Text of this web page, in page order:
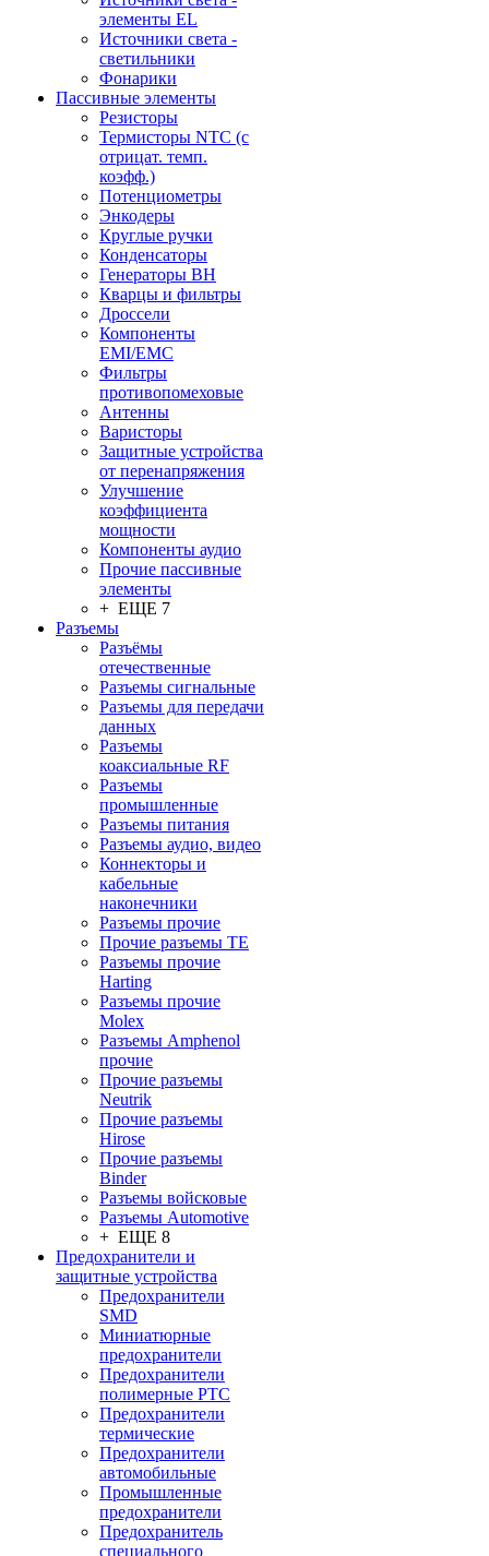
элементы EL
Источники света -
светильники
Фонарики
Пассивные элементы
Резисторы
Термисторы NTC (с
отрицат. темп.
коэфф.)
Потенциометры
Энкодеры
Круглые ручки
Конденсаторы
Генераторы ВН
Кварцы и фильтры
Дроссели
Компоненты
EMI/EMC
Фильтры
противопомеховые
Антенны
Варисторы
Защитные устройства
от перенапряжения
Улучшение
коэффициента
мощности
Компоненты аудио
Прочие пассивные
элементы
+ ЕЩЕ 7
Разъeмы
Разъёмы
отечественные
Разъeмы сигнальные
Разъeмы для передачи
данных
Разъeмы
коаксиальные RF
Разъeмы
промышленные
Разъeмы питания
Разъeмы аудио, видео
Коннекторы и
кабельные
наконечники
Разъeмы прочие
Прочие разъемы TE
Разъемы прочие
Harting
Разъемы прочие
Molex
Разъемы Amphenol
прочие
Прочие разъемы
Neutrik
Прочие разъемы
Hirose
Прочие разъемы
Binder
Разъемы войсковые
Разъeмы Automotive
+ ЕЩЕ 8
Предохранители и
защитные устройства
Предохранители
SMD
Миниатюрные
предохранители
Предохранители
полимерные PTC
Предохранители
термические
Предохранители
автомобильные
Промышленные
предохранители
Предохранитель
специального